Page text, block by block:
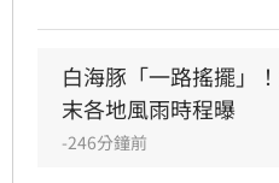
象署特別提醒，宜花東
天恐出現38度極端高溫
白海豚「一路搖擺」
末各地風雨時程曝
-246分鐘前